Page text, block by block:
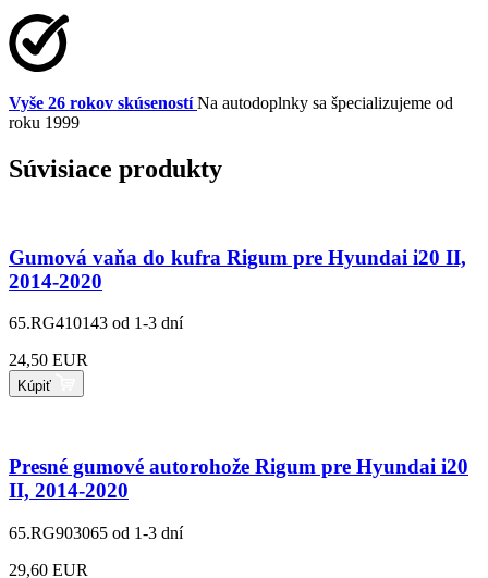
Vyše 26 rokov skúseností Na autodoplnky sa špecializujeme od
roku 1999
Súvisiace produkty
Gumová vaňa do kufra Rigum pre Hyundai i20 II,
2014-2020
65.RG410143 od 1-3 dní
24,50 EUR
Kúpiť
Presné gumové autorohože Rigum pre Hyundai i20
II, 2014-2020
65.RG903065 od 1-3 dní
29,60 EUR